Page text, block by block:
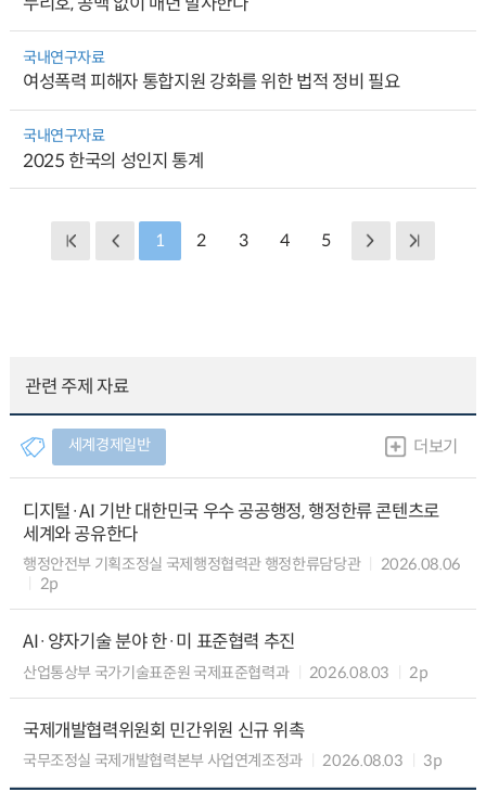
국내연구자료
여성폭력 피해자 통합지원 강화를 위한 법적 정비 필요
국내연구자료
2025 한국의 성인지 통계
1 2 3 4 5
관련 주제 자료
세계경제일반 더보기
디지털·AI 기반 대한민국 우수 공공행정, 행정한류 콘텐츠로
세계와 공유한다
행정안전부 기획조정실 국제행정협력관 행정한류담당관
2026.08.06
2p
AI·양자기술 분야 한·미 표준협력 추진
산업통상부 국가기술표준원 국제표준협력과 2026.08.03 2p
국제개발협력위원회 민간위원 신규 위촉
국무조정실 국제개발협력본부 사업연계조정과 2026.08.03 3p